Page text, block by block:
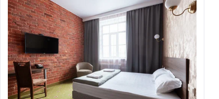
Н
а
й
т
и
: